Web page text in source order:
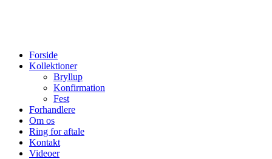
Forside
Kollektioner
Bryllup
Konfirmation
Fest
Forhandlere
Om os
Ring for aftale
Kontakt
Videoer